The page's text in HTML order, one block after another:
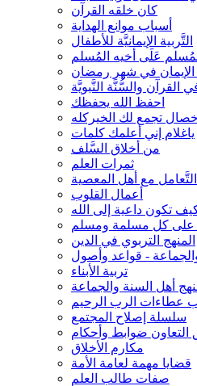
كان خلقه القرآن
أسباب موانع الهداية
التَّربية الإيمانيَّة للأطفال
عَلَى أخيه المُسلم
الإيمان في شهر رمضان
في القرآن والسُّنَّة النَّبويَّة
احفظ الله يحفظك
تجمع لك الخيركله
ياغلام إني أعلمك كلمات
من أخلاق السَّلف
ثمرات العلم
التَّعامل مع أهل المعصية
أعمال القلوب
تكون داعية إلى الله
على كل مسلمة ومسلم
المنهج التربوي في الدين
- قواعد وأصول
تربية الأبناء
أهل السنة والجماعة
عطاءات الرب الرحيم
سلسلة إصلاح المجتمع
التعاون ضوابط وأحكام
مكارم الأخلاق
قضايا مهمة لعامة الأمة
صفات طالب العلم